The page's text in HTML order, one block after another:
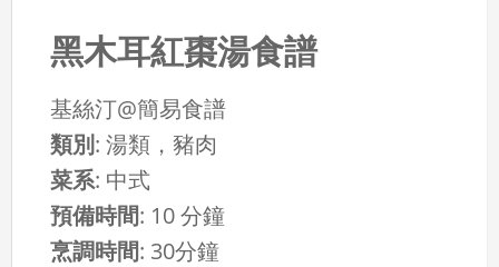
黑木耳紅棗湯食譜
基絲汀@簡易食譜
類別:湯類，豬肉
菜系: 中式
預備時間: 10 分鐘
烹調時間: 30分鐘